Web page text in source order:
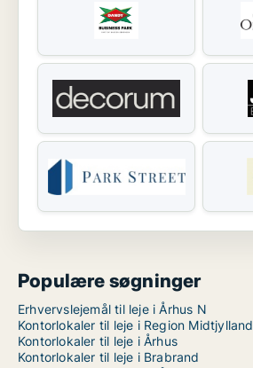
Populære søgninger
Erhvervslejemål til leje i Århus N
Kontorlokaler til leje i Region Midtjylland
Kontorlokaler til leje i Århus
Kontorlokaler til leje i Brabrand